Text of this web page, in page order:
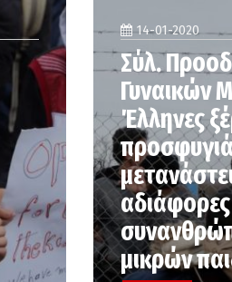
14-01-2020
Σύλ.
Γυναικών
Έλληνες
μικρών